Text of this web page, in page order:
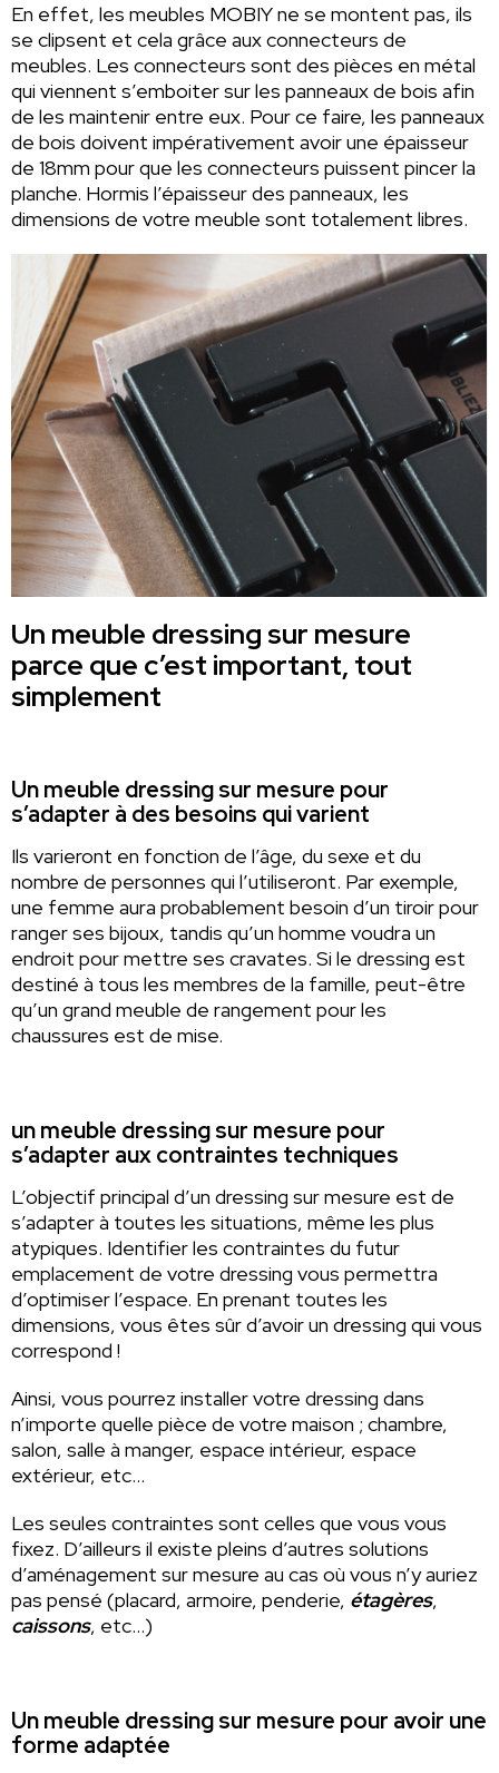
En effet, les meubles MOBIY ne se montent pas, ils
se clipsent et cela grâce aux connecteurs de
meubles. Les connecteurs sont des pièces en métal
qui viennent s’emboiter sur les panneaux de bois afin
de les maintenir entre eux. Pour ce faire, les panneaux
de bois doivent impérativement avoir une épaisseur
de 18mm pour que les connecteurs puissent pincer la
planche. Hormis l’épaisseur des panneaux, les
dimensions de votre meuble sont totalement libres.
Un meuble dressing sur mesure
parce que c’est important, tout
simplement
Un meuble dressing sur mesure pour
s’adapter à des besoins qui varient
Ils varieront en fonction de l’âge, du sexe et du
nombre de personnes qui l’utiliseront. Par exemple,
une femme aura probablement besoin d’un tiroir pour
ranger ses bijoux, tandis qu’un homme voudra un
endroit pour mettre ses cravates. Si le dressing est
destiné à tous les membres de la famille, peut-être
qu’un grand meuble de rangement pour les
chaussures est de mise.
un meuble dressing sur mesure pour
s’adapter aux contraintes techniques
L’objectif principal d’un dressing sur mesure est de
s’adapter à toutes les situations, même les plus
atypiques. Identifier les contraintes du futur
emplacement de votre dressing vous permettra
d’optimiser l’espace. En prenant toutes les
dimensions, vous êtes sûr d’avoir un dressing qui vous
correspond !
Ainsi, vous pourrez installer votre dressing dans
n’importe quelle pièce de votre maison ; chambre,
salon, salle à manger, espace intérieur, espace
extérieur, etc…
Les seules contraintes sont celles que vous vous
fixez. D’ailleurs il existe pleins d’autres solutions
d’aménagement sur mesure au cas où vous n’y auriez
pas pensé (placard, armoire, penderie, étagères,
caissons, etc…)
Un meuble dressing sur mesure pour avoir une
forme adaptée